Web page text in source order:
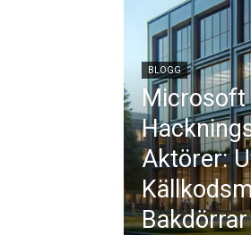
BLOGG
Aktörer:
Bakdörrar